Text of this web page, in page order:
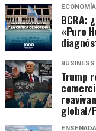
ECONOMÍA
BCRA:
«Puro
BUSINESS
Trump
global/
ENSENADA